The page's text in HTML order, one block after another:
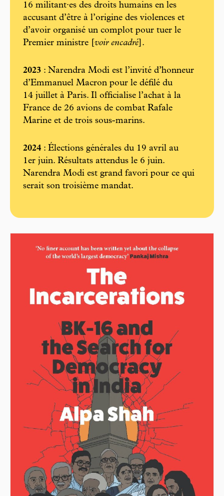
16 militant·es des droits humains en les
accusant d’être à l’origine des violences et
d’avoir organisé un complot pour tuer le
Premier ministre [ voir encadré ].
2023 : Narendra Modi est l’invité d’honneur
d’Emmanuel Macron pour le défilé du
14 juillet à Paris. Il officialise l’achat à la
France de 26 avions de combat Rafale
Marine et de trois sous-marins.
2024 : Élections générales du 19 avril au
1er juin. Résultats attendus le 6 juin.
Narendra Modi est grand favori pour ce qui
serait son troisième mandat.